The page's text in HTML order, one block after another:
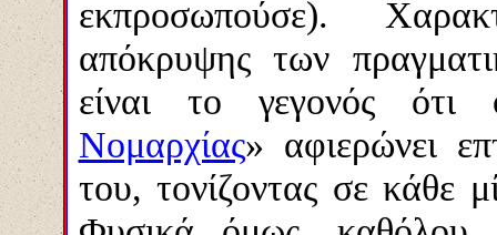
εκπροσωπούσε).
απόκρυψης των
είναι το γεγονός
Νομαρχίας» αφιερώνει
του, τονίζοντας σε κάθε